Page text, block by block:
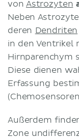
von Astrozyten
Neben
deren Dendriten
in den Ventrikel
Hirnparenchym
Diese dienen
Erfassung
Außerdem
Zone